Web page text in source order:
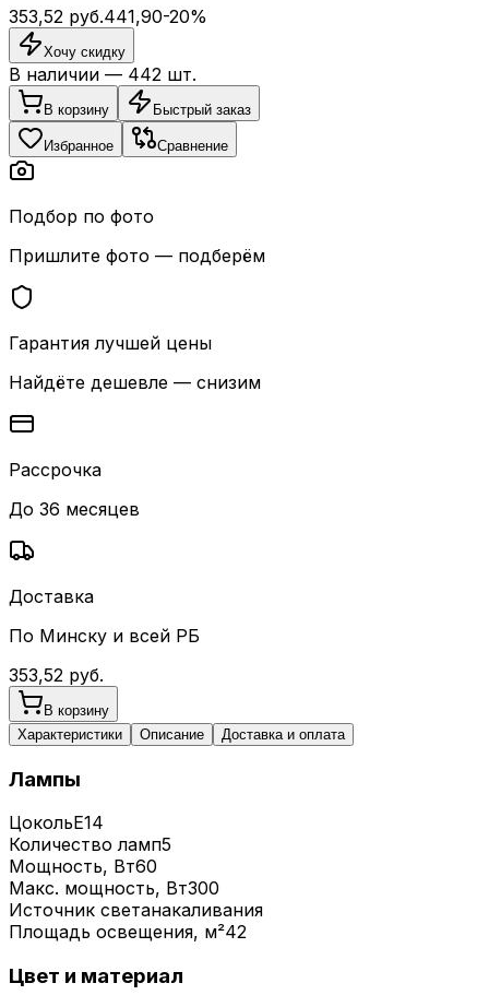
353,52 руб.441,90-20%
Хочу скидку
В наличии — 442 шт.
В корзину Быстрый заказ
Избранное Сравнение
Подбор по фото
Пришлите фото — подберём
Гарантия лучшей цены
Найдёте дешевле — снизим
Рассрочка
До 36 месяцев
Доставка
По Минску и всей РБ
353,52 руб.
В корзину
Характеристики
Описание Доставка и оплата
Лампы
ЦокольE14
Количество ламп5
Мощность, Вт60
Макс. мощность, Вт300
Источник светанакаливания
Площадь освещения, м²42
Цвет и материал